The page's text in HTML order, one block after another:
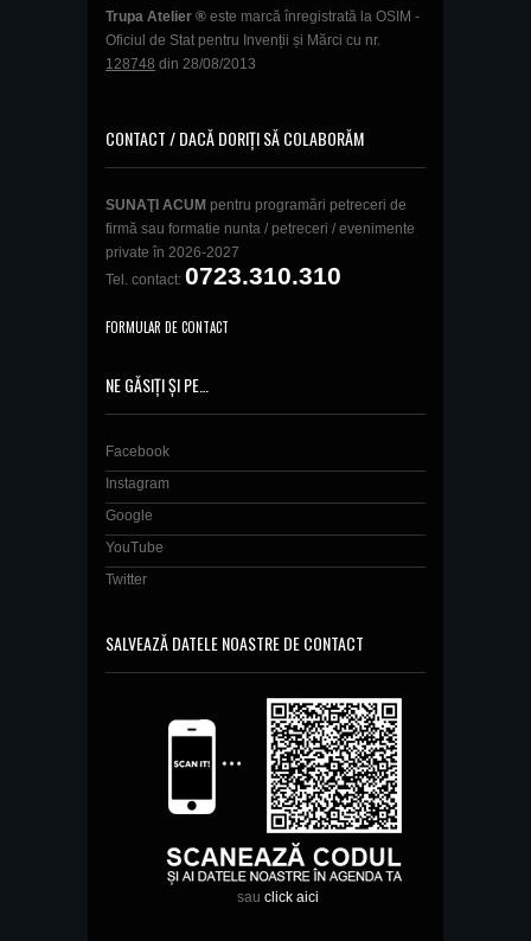
Trupa Atelier ® este marcă înregistrată la OSIM -
Oficiul de Stat pentru Invenții și Mărci cu nr.
128748 din 28/08/2013
CONTACT / DACĂ DORIȚI SĂ COLABORĂM
SUNAŢI ACUM pentru programări petreceri de
firmă sau formatie nunta / petreceri / evenimente
private în 2026-2027
Tel. contact: 0723.310.310
FORMULAR DE CONTACT
NE GĂSIȚI ȘI PE…
Facebook
Instagram
Google
YouTube
Twitter
SALVEAZĂ DATELE NOASTRE DE CONTACT
sau click aici